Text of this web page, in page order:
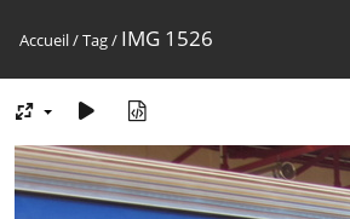
Accueil/Tag/ IMG 1526